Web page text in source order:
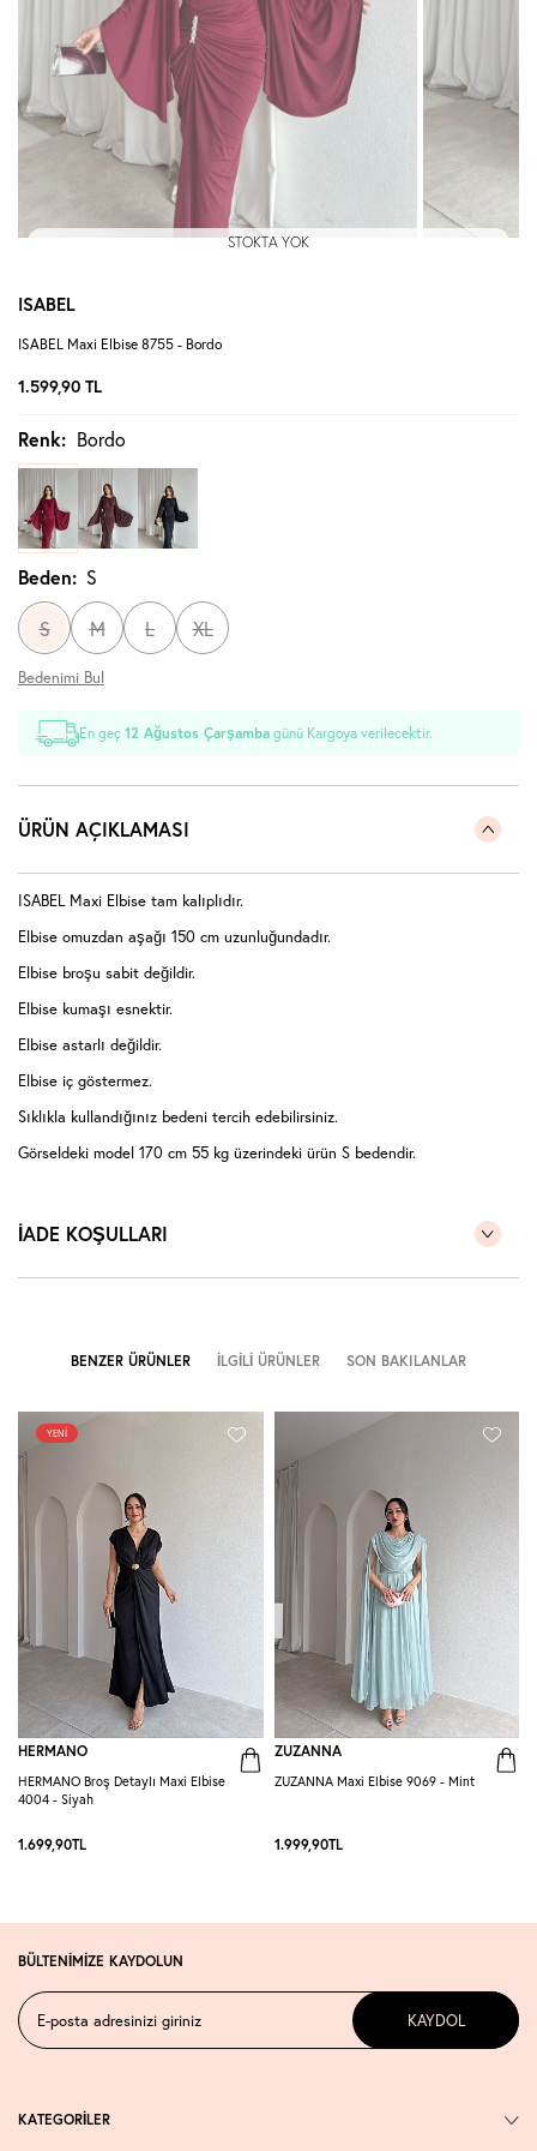
STOKTA YOK
ISABEL
ISABEL Maxi Elbise 8755 - Bordo
1.599,90 TL
Renk: Bordo
Beden: S
S M L XL
Bedenimi Bul
En geç12 Ağustos Çarşamba günü Kargoya verilecektir.
ÜRÜN AÇIKLAMASI
ISABEL Maxi Elbise tam kalıplıdır.
Elbise omuzdan aşağı 150 cm uzunluğundadır.
Elbise broşu sabit değildir.
Elbise kumaşı esnektir.
Elbise astarlı değildir.
Elbise iç göstermez.
Sıklıkla kullandığınız bedeni tercih edebilirsiniz.
Görseldeki model 170 cm 55 kg üzerindeki ürün S bedendir.
İADE KOŞULLARI
BENZER ÜRÜNLER İLGILI ÜRÜNLER SON BAKILANLAR
YENI
HERMANO
HERMANO Broş Detaylı Maxi Elbise
4004 - Siyah
1.699,90TL
ZUZANNA
ZUZANNA Maxi Elbise 9069 - Mint
1.999,90TL
BÜLTENİMİZE KAYDOLUN
KAYDOL
KATEGORİLER